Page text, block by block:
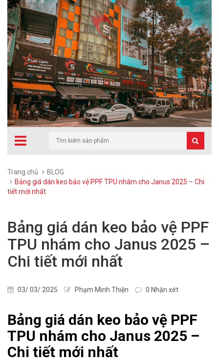
Trang chủ
BLOG
Bảng giá dán keo bảo vệ PPF TPU nhám cho Janus 2025 – Chi
tiết mới nhất
Bảng giá dán keo bảo vệ PPF
TPU nhám cho Janus 2025 –
Chi tiết mới nhất
03/ 03/ 2025 Phạm Minh Thiện 0 Nhận xét
Bảng giá dán keo bảo vệ PPF
TPU nhám cho Janus 2025 –
Chi tiết mới nhất